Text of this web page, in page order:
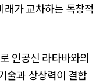
가 교차하는 독창적
인공신 라타바와의
술과 상상력이 결합